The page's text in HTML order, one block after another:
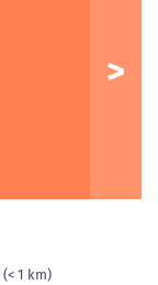
(< 1 km)